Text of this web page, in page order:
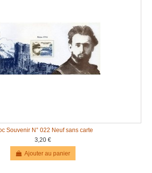
Souvenir N° 022 Neuf sans carte
3,20 €
Ajouter au panier